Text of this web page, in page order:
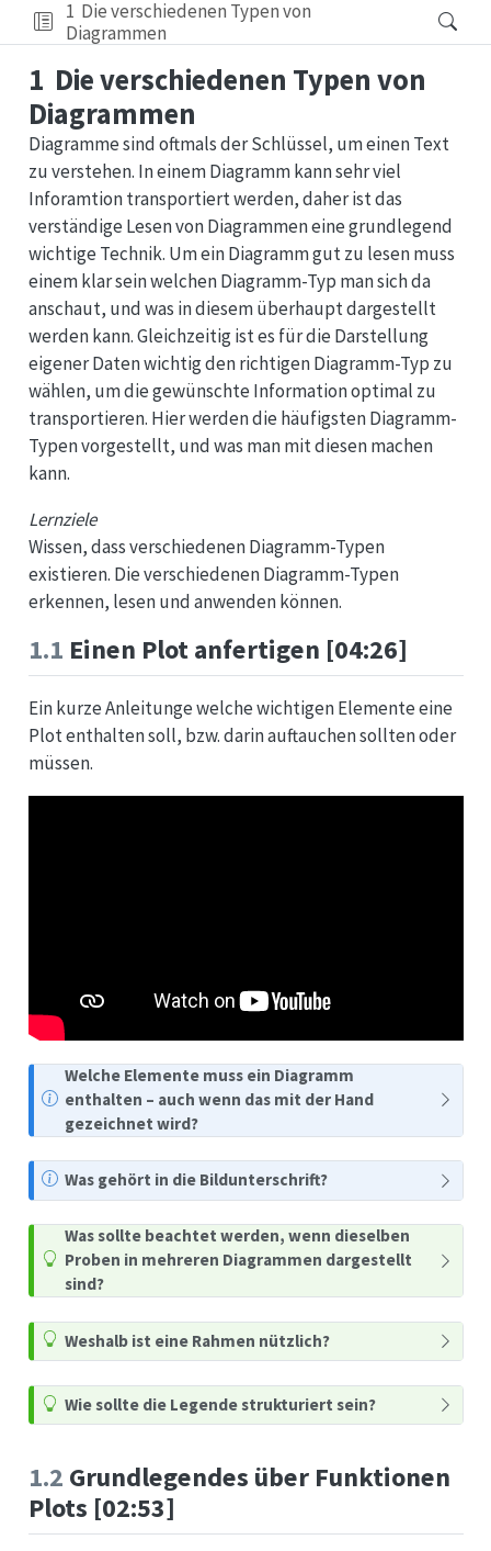
1 Die verschiedenen Typen von
Diagrammen
1 Die verschiedenen Typen von
Diagrammen
Diagramme sind oftmals der Schlüssel, um einen Text
zu verstehen. In einem Diagramm kann sehr viel
Inforamtion transportiert werden, daher ist das
verständige Lesen von Diagrammen eine grundlegend
wichtige Technik. Um ein Diagramm gut zu lesen muss
einem klar sein welchen Diagramm-Typ man sich da
anschaut, und was in diesem überhaupt dargestellt
werden kann. Gleichzeitig ist es für die Darstellung
eigener Daten wichtig den richtigen Diagramm-Typ zu
wählen, um die gewünschte Information optimal zu
transportieren. Hier werden die häufigsten Diagramm-
Typen vorgestellt, und was man mit diesen machen
kann.
Lernziele
Wissen, dass verschiedenen Diagramm-Typen
existieren. Die verschiedenen Diagramm-Typen
erkennen, lesen und anwenden können.
1.1 Einen Plot anfertigen [04:26]
Ein kurze Anleitunge welche wichtigen Elemente eine
Plot enthalten soll, bzw. darin auftauchen sollten oder
müssen.
Welche Elemente muss ein Diagramm
enthalten – auch wenn das mit der Hand
gezeichnet wird?
Was gehört in die Bildunterschrift?
Was sollte beachtet werden, wenn dieselben
Proben in mehreren Diagrammen dargestellt
sind?
Weshalb ist eine Rahmen nützlich?
Wie sollte die Legende strukturiert sein?
1.2 Grundlegendes über Funktionen
Plots [02:53]